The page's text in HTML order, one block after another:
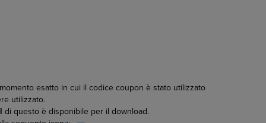
esatto in cui il codice coupon è stato utilizzato
utilizzato.
di questo è disponibile per il download.